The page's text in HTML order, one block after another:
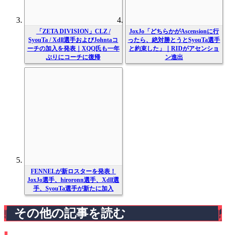
「ZETA DIVISION」CLZ /
SyouTa / Xdll選手およびJohntaコ
ーチの加入を発表｜XQQ氏も一年
ぶりにコーチに復帰
JoxJo「どちらかがAscensionに行
ったら、絶対勝とうとSyouTa選手
と約束した」｜RIDがアセンショ
ン進出
FENNELが新ロスターを発表！
JoxJo選手、hiroronn選手、Xdll選
手、SyouTa選手が新たに加入
その他の記事を読む